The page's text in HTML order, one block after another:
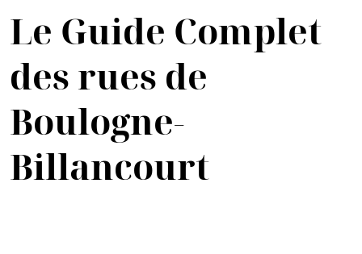
Le Guide Complet
des rues de
Boulogne-
Billancourt